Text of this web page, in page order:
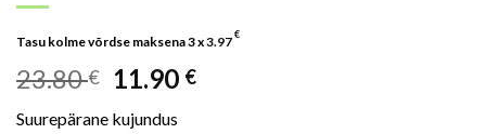
Tasu kolme võrdse maksena 3 x3.97
€
23.80€ 11.90 €
Suurepärane kujundus